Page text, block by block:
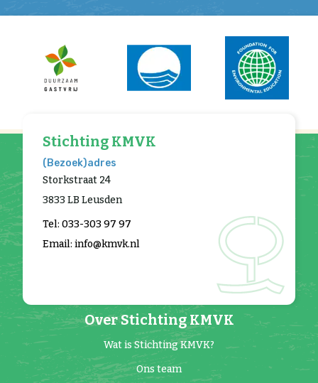
Over Stichting KMVK
Wat is Stichting KMVK?
Ons team
Stichting KMVK
(Bezoek)adres
Storkstraat 24
3833 LB Leusden
Tel: 033-303 97 97
Email: info@kmvk.nl